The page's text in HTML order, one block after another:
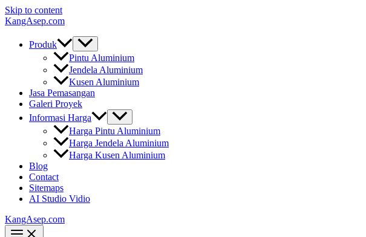
Skip to content
KangAsep.com
Produk
Pintu Aluminium
Jendela Aluminium
Kusen Aluminium
Jasa Pemasangan
Galeri Proyek
Informasi Harga
Harga Pintu Aluminium
Harga Jendela Aluminium
Harga Kusen Aluminium
Blog
Contact
Sitemaps
AI Studio Vidio
KangAsep.com